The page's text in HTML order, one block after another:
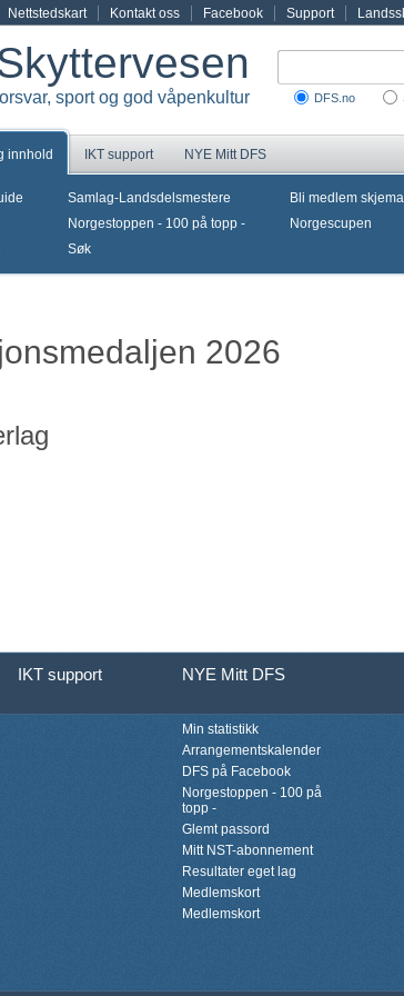
Nettstedskart Kontakt oss Facebook Support
sport og god våpenkultur DFS.no
innhold IKT support NYE Mitt DFS
Samlag-Landsdelsmestere
Norgestoppen - 100 på topp -
Søk
Bli medlem skjema
Norgescupen
2026
IKT support NYE Mitt DFS
Min statistikk
Arrangementskalender
DFS på Facebook
Norgestoppen - 100 på
topp -
Glemt passord
Mitt NST-abonnement
Resultater eget lag
Medlemskort
Medlemskort